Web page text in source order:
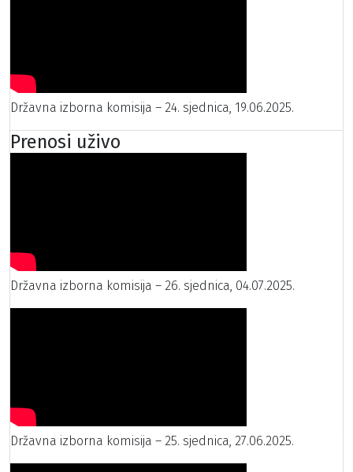
Državna izborna komisija – 24. sjednica, 19.06.2025.
Prenosi uživo
Državna izborna komisija – 26. sjednica, 04.07.2025.
Državna izborna komisija – 25. sjednica, 27.06.2025.